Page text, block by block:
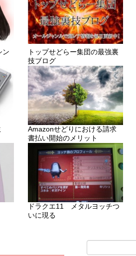
ン
トップせどらー集団の最強裏
技ブログ
Amazonせどりにおける請求
書払い開始のメリット
ドラクエ11 メタルヨッチつ
いに現る